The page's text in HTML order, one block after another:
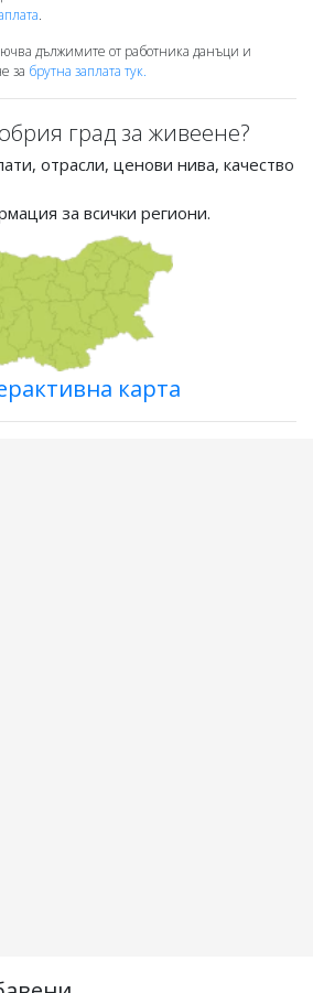
.
дължимите от работника данъци и
за брутна заплата тук.
град за живеене?
отрасли, ценови нива, качество
за всички региони.
карта